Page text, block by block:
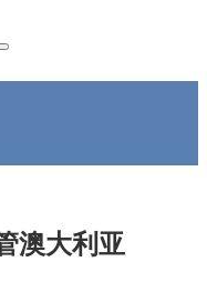
澳大利亚